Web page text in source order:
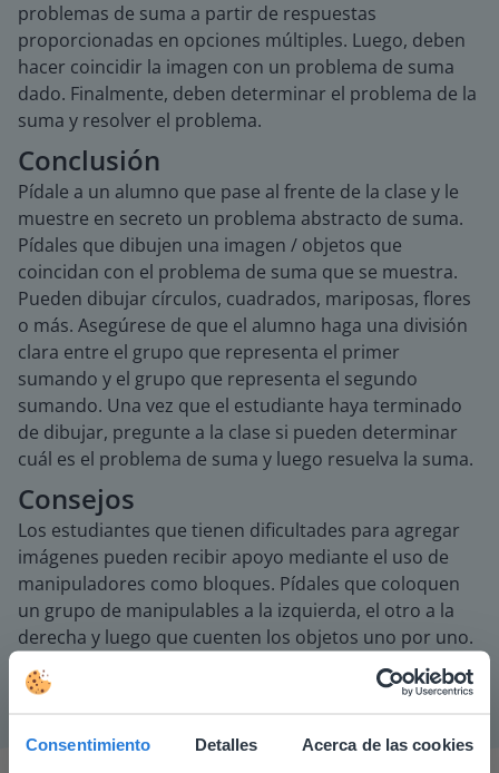
Consentimiento Detalles Acerca de las cookies
problemas de suma a partir de respuestas
proporcionadas en opciones múltiples. Luego, deben
hacer coincidir la imagen con un problema de suma
dado. Finalmente, deben determinar el problema de la
suma y resolver el problema.
Conclusión
Pídale a un alumno que pase al frente de la clase y le
muestre en secreto un problema abstracto de suma.
Pídales que dibujen una imagen / objetos que
coincidan con el problema de suma que se muestra.
Pueden dibujar círculos, cuadrados, mariposas, flores
o más. Asegúrese de que el alumno haga una división
clara entre el grupo que representa el primer
sumando y el grupo que representa el segundo
sumando. Una vez que el estudiante haya terminado
de dibujar, pregunte a la clase si pueden determinar
cuál es el problema de suma y luego resuelva la suma.
Consejos
Los estudiantes que tienen dificultades para agregar
imágenes pueden recibir apoyo mediante el uso de
manipuladores como bloques. Pídales que coloquen
un grupo de manipulables a la izquierda, el otro a la
derecha y luego que cuenten los objetos uno por uno.